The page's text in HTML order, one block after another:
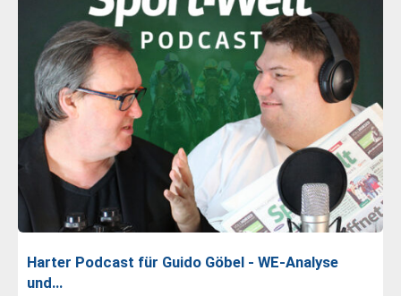
Harter Podcast für Guido Göbel - WE-Analyse
und…